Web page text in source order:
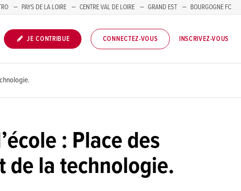
PAYS DE LA LOIRE CENTRE VAL DE LOIRE GRAND EST
BOURGOGNE FC
JE CONTRIBUE CONNECTEZ-VOUS INSCRIVEZ-VOUS
: Place des
de la technologie.